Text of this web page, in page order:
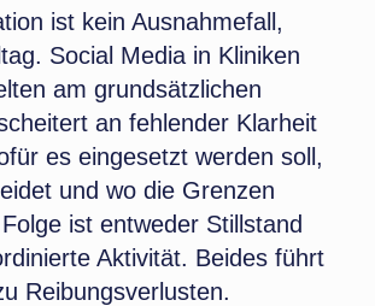
ist kein Ausnahmefall,
Social Media in Kliniken
am grundsätzlichen
an fehlender Klarheit
es eingesetzt werden soll,
und wo die Grenzen
ist entweder Stillstand
Aktivität. Beides führt
Reibungsverlusten.